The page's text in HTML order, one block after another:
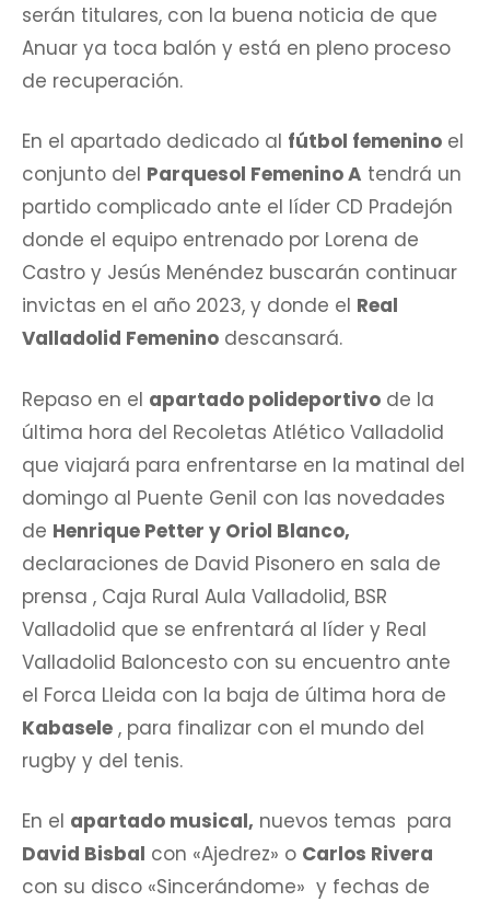
serán titulares, con la buena noticia de que
Anuar ya toca balón y está en pleno proceso
de recuperación.
En el apartado dedicado al fútbol femenino el
conjunto del Parquesol Femenino A tendrá un
partido complicado ante el líder CD Pradejón
donde el equipo entrenado por Lorena de
Castro y Jesús Menéndez buscarán continuar
invictas en el año 2023, y donde el Real
Valladolid Femenino descansará.
Repaso en el apartado polideportivo de la
última hora del Recoletas Atlético Valladolid
que viajará para enfrentarse en la matinal del
domingo al Puente Genil con las novedades
de Henrique Petter y Oriol Blanco,
declaraciones de David Pisonero en sala de
prensa , Caja Rural Aula Valladolid, BSR
Valladolid que se enfrentará al líder y Real
Valladolid Baloncesto con su encuentro ante
el Forca Lleida con la baja de última hora de
Kabasele , para finalizar con el mundo del
rugby y del tenis.
En el apartado musical, nuevos temas para
David Bisbal con «Ajedrez» o Carlos Rivera
con su disco «Sincerándome» y fechas de